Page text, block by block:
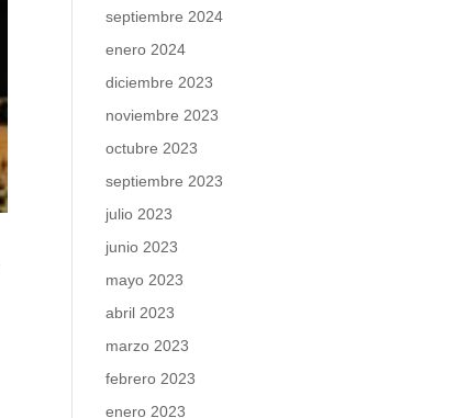
septiembre 2024
enero 2024
diciembre 2023
noviembre 2023
octubre 2023
septiembre 2023
julio 2023
junio 2023
mayo 2023
abril 2023
marzo 2023
febrero 2023
enero 2023